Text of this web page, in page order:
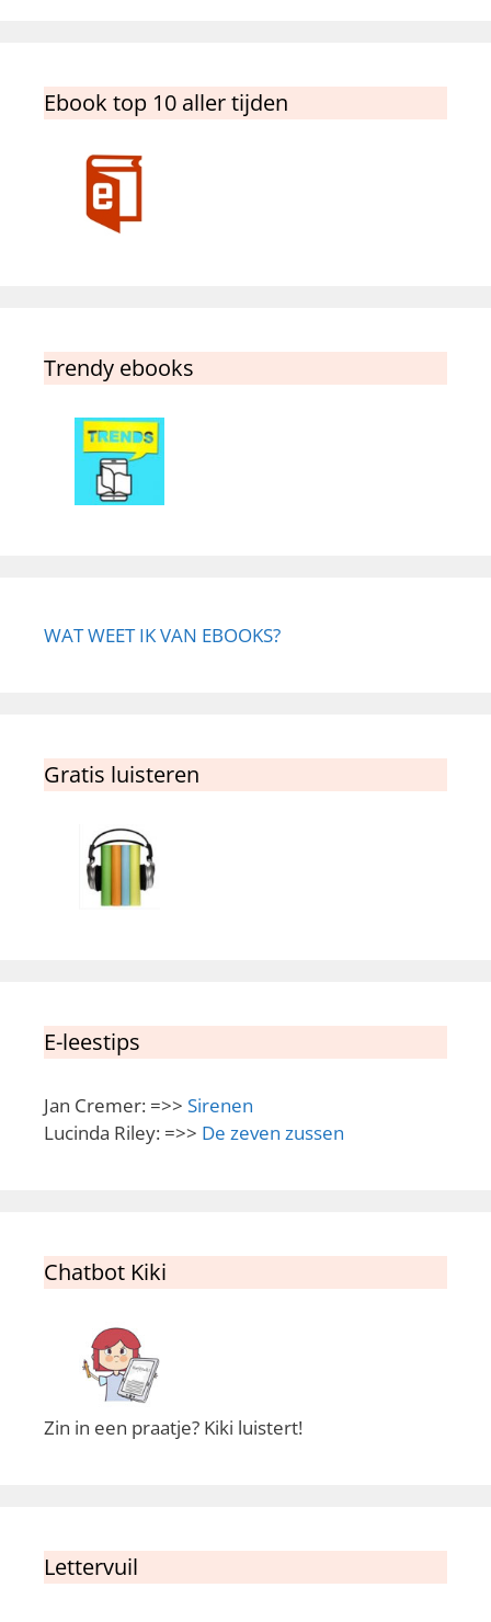
Ebook top 10 aller tijden
Trendy ebooks
WAT WEET IK VAN EBOOKS?
Gratis luisteren
E-leestips
Jan Cremer: =>> Sirenen
Lucinda Riley: =>> De zeven zussen
Chatbot Kiki
Zin in een praatje? Kiki luistert!
Lettervuil